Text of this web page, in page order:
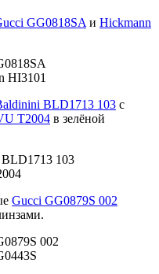
GG0818SA и Hickmann
BLD1713 103 с
T2004 в зелёной
Gucci GG0879S 002